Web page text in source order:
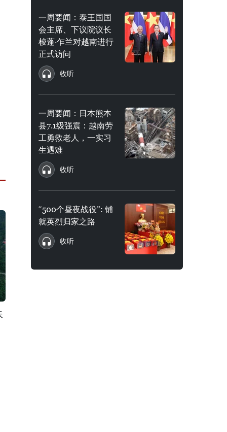
一周要闻：泰王国国
会主席、下议院议长
梭蓬·乍兰对越南进行
正式访问
收听
一周要闻：日本熊本
县7.1级强震：越南劳
工勇救老人，一实习
生遇难
收听
“500个昼夜战役”: 铺
就英烈归家之路
收听